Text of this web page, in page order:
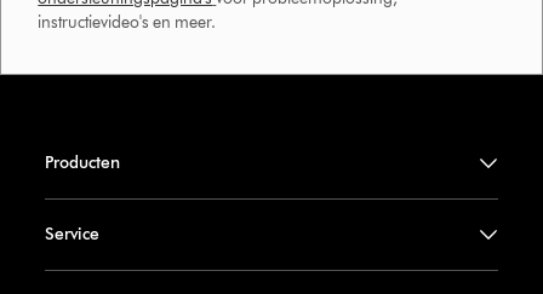
instructievideo's en meer.
Producten
Service